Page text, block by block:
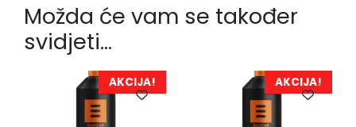
Možda će vam se također
svidjeti…
AKCIJA! AKCIJA!